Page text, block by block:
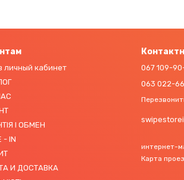
личный кабинет
І ОБМЕН
- IN
И ДОСТАВКА
067 109-
063 022-
интернет-
Карта